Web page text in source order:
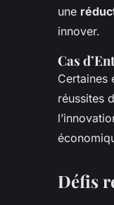
une
innover.
Cas
Certaines
réussites
Défis